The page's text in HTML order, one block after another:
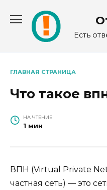
содержанию
Есть
ГЛАВНАЯ СТРАНИЦА
Что такое
НА ЧТЕНИЕ
1 мин
ВПН (Virtual Private
частная сеть) — это